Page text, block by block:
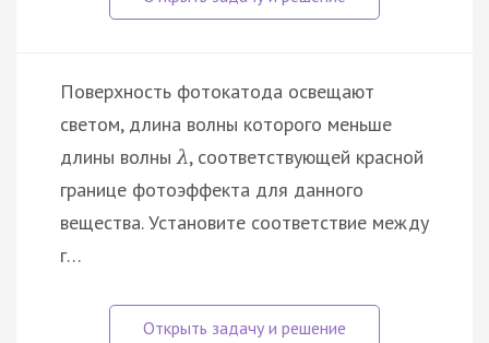
Поверхность фотокатода освещают
светом, длина волны которого меньше
длины волныλ, соответствующей красной
границе фотоэффекта для данного
вещества. Установите соответствие между
г…